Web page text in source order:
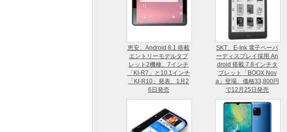
恵安、Android 8.1 搭載
エントリーモデルタブ
レット2機種、7インチ
「KI-R7」と10.1インチ
「KI-R10」発表、1月2
6日発売
SKT、E-Ink 電子ペーパ
ーディスプレイ採用 An
droid 搭載 7.8インチタ
ブレット「BOOX Nov
a」登場、価格33,800円
で12月25日発売